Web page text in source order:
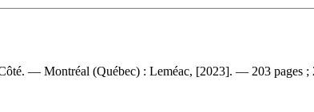
— Montréal (Québec) : Leméac, [2023]. — 203 pages ;